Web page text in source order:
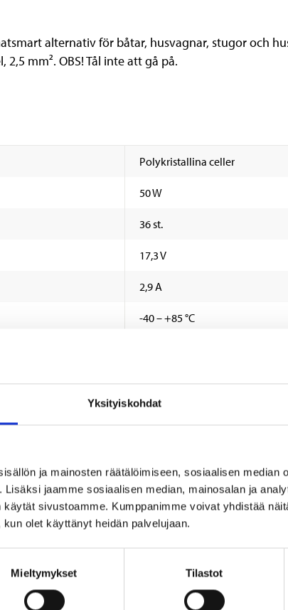
Yksityiskohdat
ja mainosten räätälöimiseen, sosiaalisen median
jaamme sosiaalisen median, mainosalan ja
sivustoamme. Kumppanimme voivat yhdistää
olet käyttänyt heidän palvelujaan.
Mieltymykset Tilastot
alternativ för båtar, husvagnar, stugor och
mm². OBS! Tål inte att gå på.
Polykristallina celler
50 W
36 st.
17,3 V
2,9 A
-40 – +85 °C
IP66
700 x 510 x 30 mm